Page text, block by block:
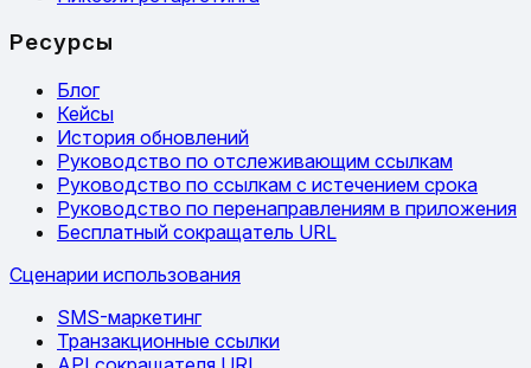
Ресурсы
Блог
Кейсы
История обновлений
Руководство по отслеживающим ссылкам
Руководство по ссылкам с истечением срока
Руководство по перенаправлениям в приложения
Бесплатный сокращатель URL
Сценарии использования
SMS-маркетинг
Транзакционные ссылки